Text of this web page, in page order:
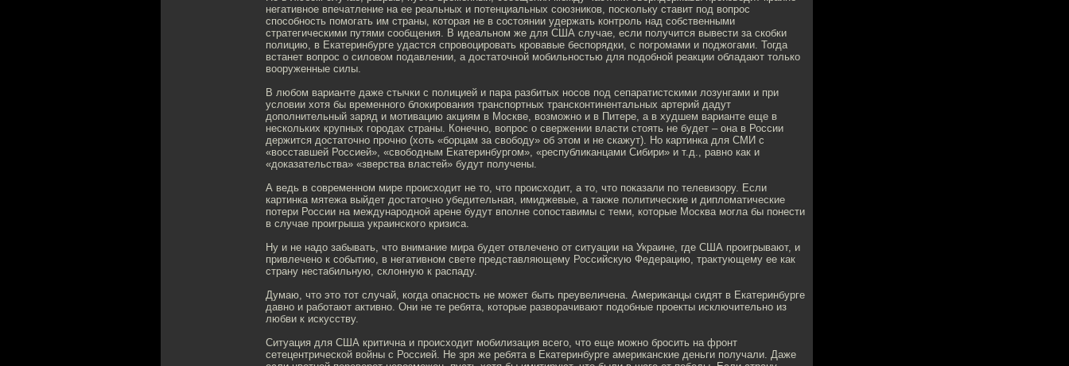
негативное впечатление на ее реальных и потенциальных союзников, поскольку ставит под вопрос
способность помогать им страны, которая не в состоянии удержать контроль над собственными
стратегическими путями сообщения. В идеальном же для США случае, если получится вывести за скобки
полицию, в Екатеринбурге удастся спровоцировать кровавые беспорядки, с погромами и поджогами. Тогда
встанет вопрос о силовом подавлении, а достаточной мобильностью для подобной реакции обладают только
вооруженные силы.
В любом варианте даже стычки с полицией и пара разбитых носов под сепаратистскими лозунгами и при
условии хотя бы временного блокирования транспортных трансконтинентальных артерий дадут
дополнительный заряд и мотивацию акциям в Москве, возможно и в Питере, а в худшем варианте еще в
нескольких крупных городах страны. Конечно, вопрос о свержении власти стоять не будет – она в России
держится достаточно прочно (хоть «борцам за свободу» об этом и не скажут). Но картинка для СМИ с
«восставшей Россией», «свободным Екатеринбургом», «республиканцами Сибири» и т.д., равно как и
«доказательства» «зверства властей» будут получены.
А ведь в современном мире происходит не то, что происходит, а то, что показали по телевизору. Если
картинка мятежа выйдет достаточно убедительная, имиджевые, а также политические и дипломатические
потери России на международной арене будут вполне сопоставимы с теми, которые Москва могла бы понести
в случае проигрыша украинского кризиса.
Ну и не надо забывать, что внимание мира будет отвлечено от ситуации на Украине, где США проигрывают, и
привлечено к событию, в негативном свете представляющему Российскую Федерацию, трактующему ее как
страну нестабильную, склонную к распаду.
Думаю, что это тот случай, когда опасность не может быть преувеличена. Американцы сидят в Екатеринбурге
давно и работают активно. Они не те ребята, которые разворачивают подобные проекты исключительно из
любви к искусству.
Ситуация для США критична и происходит мобилизация всего, что еще можно бросить на фронт
сетецентрической войны с Россией. Не зря же ребята в Екатеринбурге американские деньги получали. Даже